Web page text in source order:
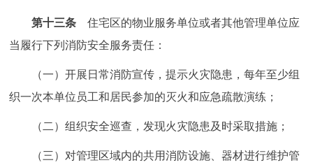
第十三条 住宅区的物业服务单位或者其他管理单位应
当履行下列消防安全服务责任：
（一）开展日常消防宣传，提示火灾隐患，每年至少组
织一次本单位员工和居民参加的灭火和应急疏散演练；
（二）组织安全巡查，发现火灾隐患及时采取措施；
（三）对管理区域内的共用消防设施、器材进行维护管